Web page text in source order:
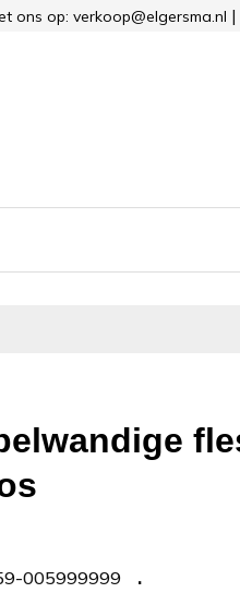
ons op: verkoop@elgersma.nl
005999999